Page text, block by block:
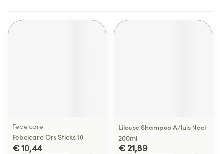
Febelcare
Febelcare Ors Sticks 10
€ 10,44
Lilouse Shampoo A/luis Neet
200ml
€ 21,89